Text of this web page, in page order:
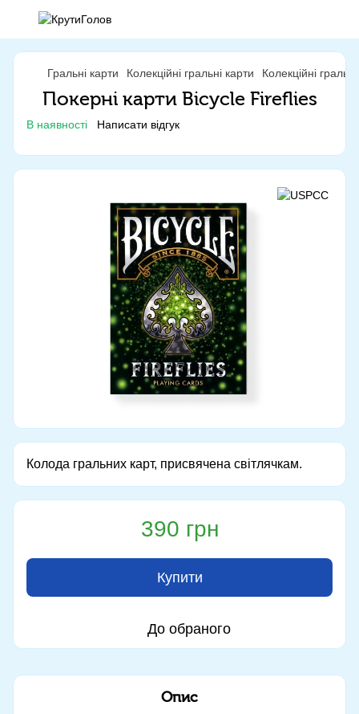
Гральні карти Колекційні гральні карти Колекційні
Покерні карти Bicycle Fireflies
В наявності Написати відгук
Колода гральних карт, присвячена світлячкам.
390 грн
Купити
До обраного
Опис